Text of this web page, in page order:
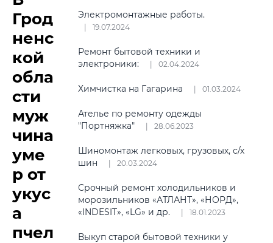
Грод
ненс
кой
обла
сти
муж
чина
уме
р от
укус
а
пчел
Электромонтажные работы.
19.07.2024
Ремонт бытовой техники и
электроники:
02.04.2024
Химчистка на Гагарина 01.03.2024
Ателье по ремонту одежды
"Портняжка"
28.06.2023
Шиномонтаж легковых, грузовых, с/х
шин
20.03.2024
Срочный ремонт холодильников и
морозильников «АТЛАНТ», «НОРД»,
«INDESIT», «LG» и др.
18.01.2023
Выкуп старой бытовой техники у